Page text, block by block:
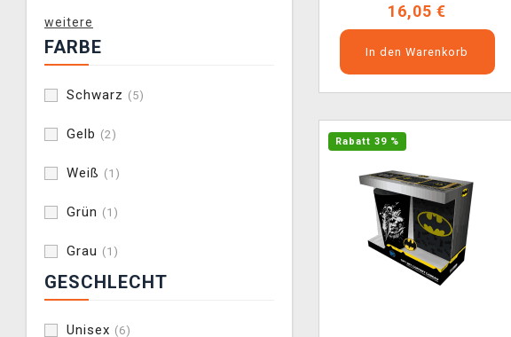
weitere
FARBE
Schwarz (5)
Gelb (2)
Weiß (1)
Grün (1)
Grau (1)
GESCHLECHT
Unisex (6)
16,05 €
In den Warenkorb
Rabatt 39 %